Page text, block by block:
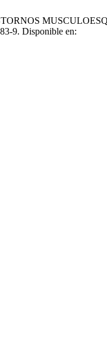
9. Disponible en: